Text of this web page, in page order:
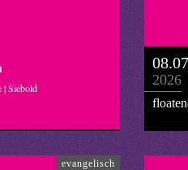
| Siebold 2026
evangelisch